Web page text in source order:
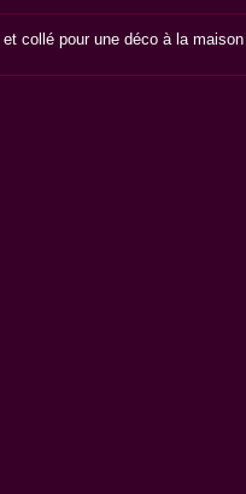
collé pour une déco à la